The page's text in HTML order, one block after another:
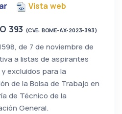
Vista web
393 (CVE: BOME-AX-2023-393)
de 7 de noviembre de
a listas de aspirantes
excluidos para la
de la Bolsa de Trabajo en
de Técnico de la
General.